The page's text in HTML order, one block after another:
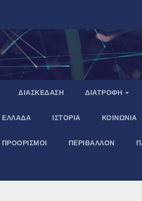
ΔΙΑΣΚΕΔΑΣΗ ΔΙΑΤΡΟΦΗ
ΕΛΛΑΔΑ ΙΣΤΟΡΙΑ ΚΟΙΝΩΝΙΑ
ΠΡΟΟΡΙΣΜΟΙ ΠΕΡΙΒΑΛΛΟΝ